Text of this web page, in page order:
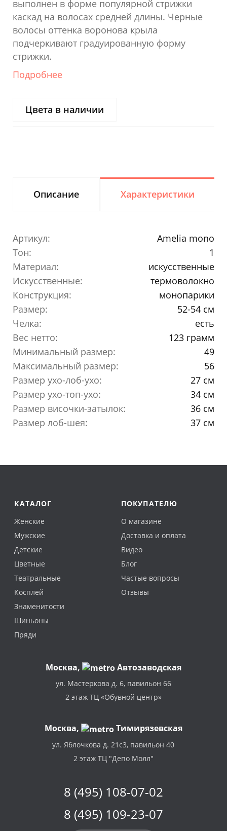
выполнен в форме популярной стрижки
каскад на волосах средней длины. Черные
волосы оттенка воронова крыла
подчеркивают градуированную форму
стрижки.
Подробнее
Цвета в наличии
Описание Характеристики
Артикул:
Amelia mono
Тон:
1
Материал:
искусственные
Искусственные:
термоволокно
Конструкция:
монопарики
Размер:
52-54 см
Челка:
есть
Вес нетто:
123 грамм
Минимальный размер:
49
Максимальный размер:
56
Размер ухо-лоб-ухо:
27 см
Размер ухо-топ-ухо:
34 см
Размер височки-затылок:
36 см
Размер лоб-шея:
37 см
КАТАЛОГ
Женские
Мужские
Детские
Цветные
Театральные
Косплей
Знаменитости
Шиньоны
Пряди
ПОКУПАТЕЛЮ
О магазине
Доставка и оплата
Видео
Блог
Частые вопросы
Отзывы
Москва, Автозаводская
ул. Мастеркова д. 6, павильон 66
2 этаж ТЦ «Обувной центр»
Москва, Тимирязевская
ул. Яблочкова д. 21с3, павильон 40
2 этаж ТЦ "Депо Молл"
8 (495) 108-07-02
8 (495) 109-23-07